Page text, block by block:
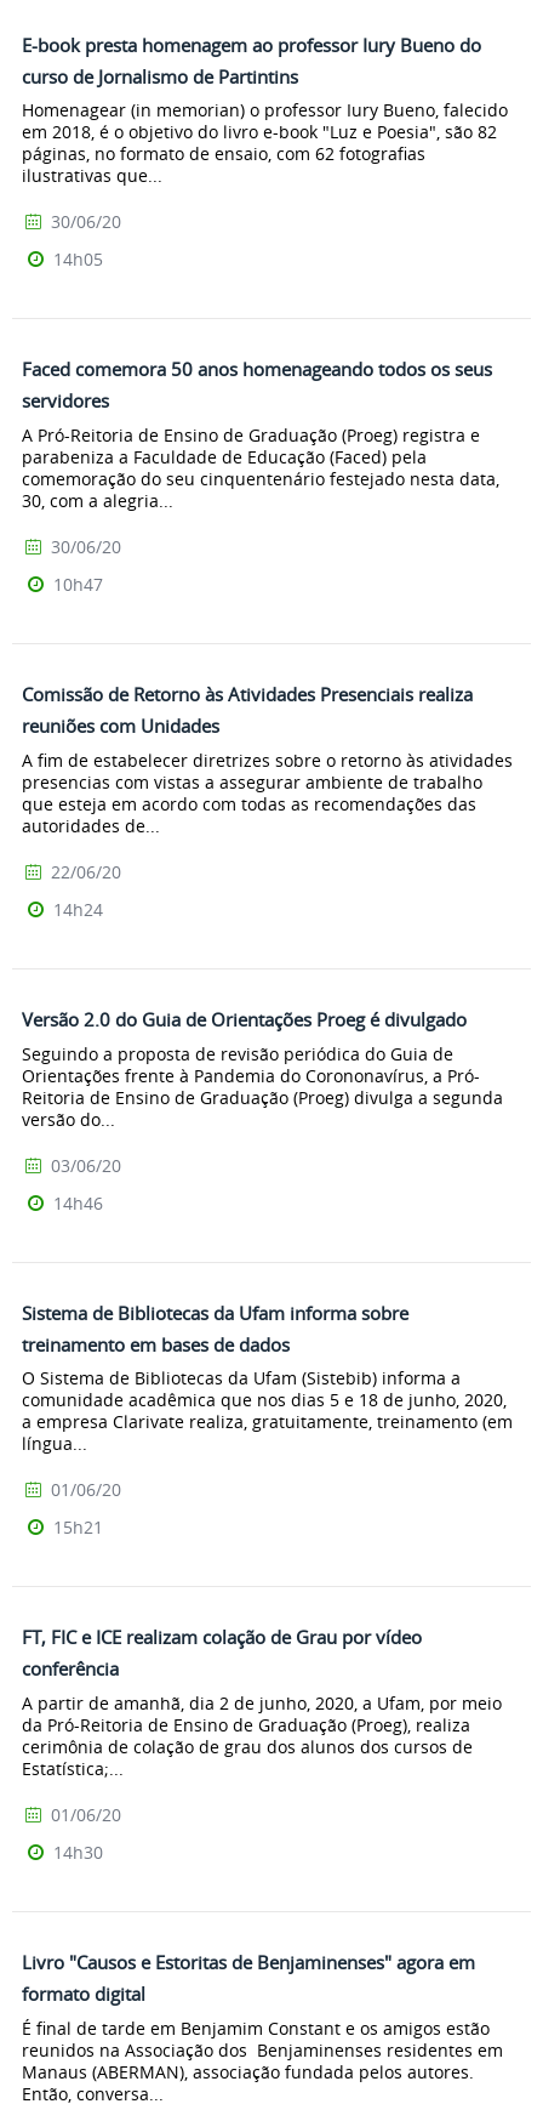
E-book presta homenagem ao professor Iury Bueno do
curso de Jornalismo de Partintins
Homenagear (in memorian) o professor Iury Bueno, falecido
em 2018, é o objetivo do livro e-book "Luz e Poesia", são 82
páginas, no formato de ensaio, com 62 fotografias
ilustrativas que...
30/06/20
14h05
Faced comemora 50 anos homenageando todos os seus
servidores
A Pró-Reitoria de Ensino de Graduação (Proeg) registra e
parabeniza a Faculdade de Educação (Faced) pela
comemoração do seu cinquentenário festejado nesta data,
30, com a alegria...
30/06/20
10h47
Comissão de Retorno às Atividades Presenciais realiza
reuniões com Unidades
A fim de estabelecer diretrizes sobre o retorno às atividades
presencias com vistas a assegurar ambiente de trabalho
que esteja em acordo com todas as recomendações das
autoridades de...
22/06/20
14h24
Versão 2.0 do Guia de Orientações Proeg é divulgado
Seguindo a proposta de revisão periódica do Guia de
Orientações frente à Pandemia do Corononavírus, a Pró-
Reitoria de Ensino de Graduação (Proeg) divulga a segunda
versão do...
03/06/20
14h46
Sistema de Bibliotecas da Ufam informa sobre
treinamento em bases de dados
O Sistema de Bibliotecas da Ufam (Sistebib) informa a
comunidade acadêmica que nos dias 5 e 18 de junho, 2020,
a empresa Clarivate realiza, gratuitamente, treinamento (em
língua...
01/06/20
15h21
FT, FIC e ICE realizam colação de Grau por vídeo
conferência
A partir de amanhã, dia 2 de junho, 2020, a Ufam, por meio
da Pró-Reitoria de Ensino de Graduação (Proeg), realiza
cerimônia de colação de grau dos alunos dos cursos de
Estatística;...
01/06/20
14h30
Livro "Causos e Estoritas de Benjaminenses" agora em
formato digital
É final de tarde em Benjamim Constant e os amigos estão
reunidos na Associação dos Benjaminenses residentes em
Manaus (ABERMAN), associação fundada pelos autores.
Então, conversa...